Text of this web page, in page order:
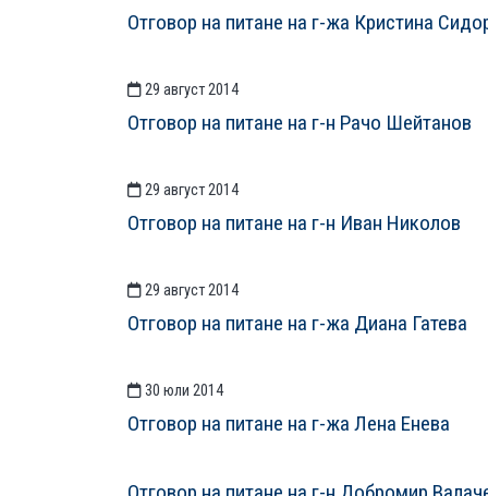
Отговор на питане на г-жа Кристина
29 август 2014
Отговор на питане на г-н Рачо Шейтанов
29 август 2014
Отговор на питане на г-н Иван Николов
29 август 2014
Отговор на питане на г-жа Диана Гатева
30 юли 2014
Отговор на питане на г-жа Лена Енева